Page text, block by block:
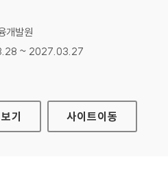
개발원
~ 2027.03.27
융개발원
기 사이트이동